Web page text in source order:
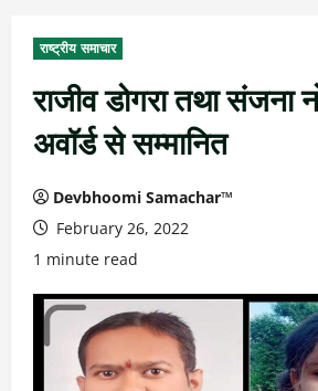
राष्ट्रीय समाचार
राजीव डोगरा तथा संजना
अवॉर्ड से सम्मानित
Devbhoomi Samachar™
February 26, 2022
1 minute read